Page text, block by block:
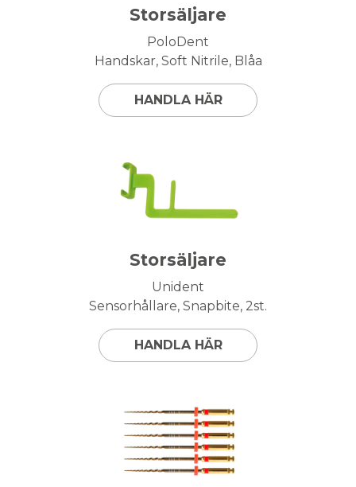
Storsäljare
PoloDent
Handskar, Soft Nitrile, Blåa
HANDLA HÄR
Storsäljare
Unident
Sensorhållare, Snapbite, 2st.
HANDLA HÄR